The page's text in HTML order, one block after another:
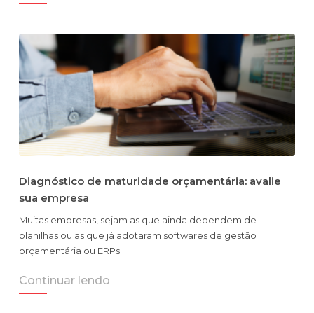
Diagnóstico de maturidade orçamentária: avalie
sua empresa
Muitas empresas, sejam as que ainda dependem de
planilhas ou as que já adotaram softwares de gestão
orçamentária ou ERPs…
Continuar lendo